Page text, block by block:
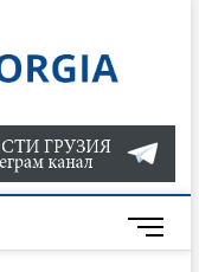
О
В
ГРУЗИИ
M
e